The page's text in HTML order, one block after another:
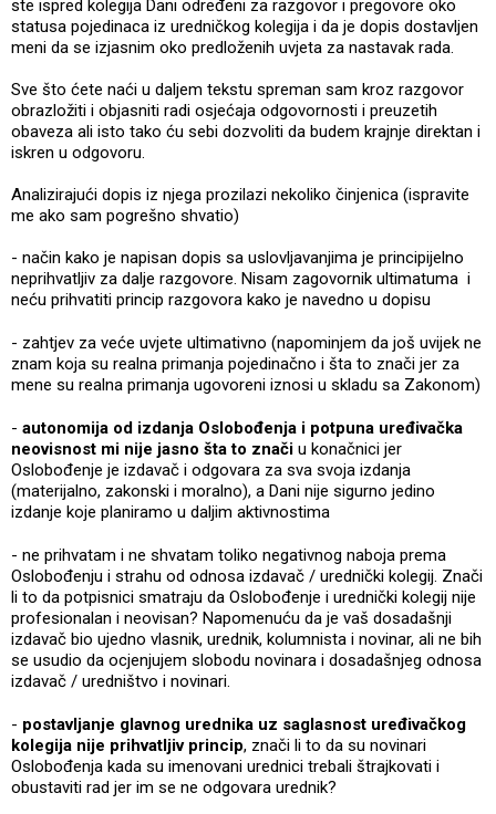
ste ispred kolegija Dani određeni za razgovor i pregovore oko
statusa pojedinaca iz uredničkog kolegija i da je dopis dostavljen
meni da se izjasnim oko predloženih uvjeta za nastavak rada.
Sve što ćete naći u daljem tekstu spreman sam kroz razgovor
obrazložiti i objasniti radi osjećaja odgovornosti i preuzetih
obaveza ali isto tako ću sebi dozvoliti da budem krajnje direktan i
iskren u odgovoru.
Analizirajući dopis iz njega prozilazi nekoliko činjenica (ispravite
me ako sam pogrešno shvatio)
- način kako je napisan dopis sa uslovljavanjima je principijelno
neprihvatljiv za dalje razgovore. Nisam zagovornik ultimatuma i
neću prihvatiti princip razgovora kako je navedno u dopisu
- zahtjev za veće uvjete ultimativno (napominjem da još uvijek ne
znam koja su realna primanja pojedinačno i šta to znači jer za
mene su realna primanja ugovoreni iznosi u skladu sa Zakonom)
- autonomija od izdanja Oslobođenja i potpuna uređivačka
neovisnost mi nije jasno šta to znači u konačnici jer
Oslobođenje je izdavač i odgovara za sva svoja izdanja
(materijalno, zakonski i moralno), a Dani nije sigurno jedino
izdanje koje planiramo u daljim aktivnostima
- ne prihvatam i ne shvatam toliko negativnog naboja prema
Oslobođenju i strahu od odnosa izdavač / urednički kolegij. Znači
li to da potpisnici smatraju da Oslobođenje i urednički kolegij nije
profesionalan i neovisan? Napomenuću da je vaš dosadašnji
izdavač bio ujedno vlasnik, urednik, kolumnista i novinar, ali ne bih
se usudio da ocjenjujem slobodu novinara i dosadašnjeg odnosa
izdavač / uredništvo i novinari.
- postavljanje glavnog urednika uz saglasnost uređivačkog
kolegija nije prihvatljiv princip, znači li to da su novinari
Oslobođenja kada su imenovani urednici trebali štrajkovati i
obustaviti rad jer im se ne odgovara urednik?